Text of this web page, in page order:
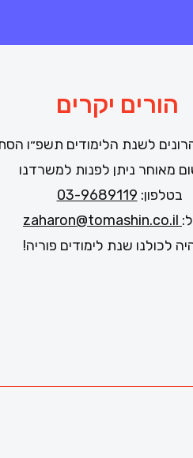
הורים יקרים
לשנת הלימודים תשפ״ו
מאוחר ניתן לפנות למשרדנו
בטלפון: 03-9689119
לכולנו שנת לימודים פוריה!